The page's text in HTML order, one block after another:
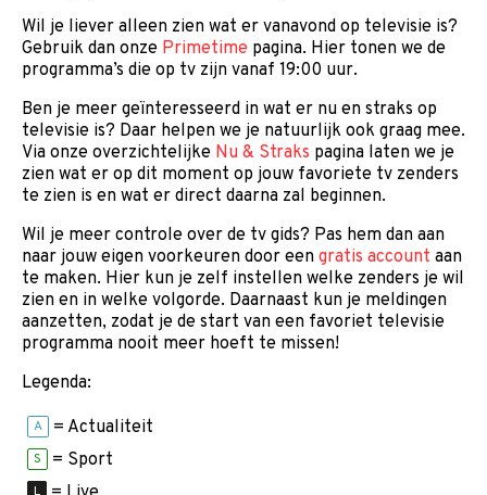
Wil je liever alleen zien wat er vanavond op televisie is?
Gebruik dan onze Primetime pagina. Hier tonen we de
programma’s die op tv zijn vanaf 19:00 uur.
Ben je meer geïnteresseerd in wat er nu en straks op
televisie is? Daar helpen we je natuurlijk ook graag mee.
Via onze overzichtelijke Nu & Straks pagina laten we je
zien wat er op dit moment op jouw favoriete tv zenders
te zien is en wat er direct daarna zal beginnen.
Wil je meer controle over de tv gids? Pas hem dan aan
naar jouw eigen voorkeuren door een gratis account aan
te maken. Hier kun je zelf instellen welke zenders je wil
zien en in welke volgorde. Daarnaast kun je meldingen
aanzetten, zodat je de start van een favoriet televisie
programma nooit meer hoeft te missen!
Legenda:
A = Actualiteit
S = Sport